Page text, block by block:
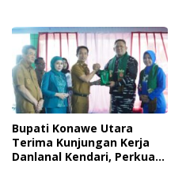
Hidup Sehat
Bupati Konawe Utara
Terima Kunjungan Kerja
Danlanal Kendari, Perkuat